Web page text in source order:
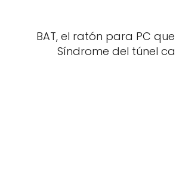
BAT, el ratón para PC
Síndrome del túnel